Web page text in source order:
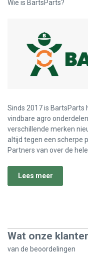
Wie is BartsParts?
Sinds 2017 is
vindbare agro
verschillende merken
altijd tegen een scherpe
Partners van over de hele
Lees meer
Wat onze
van de beoordelingen